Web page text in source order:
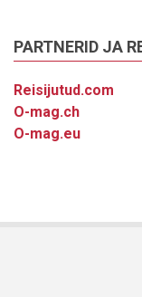
PARTNERID JA
Reisijutud.com
O-mag.ch
O-mag.eu